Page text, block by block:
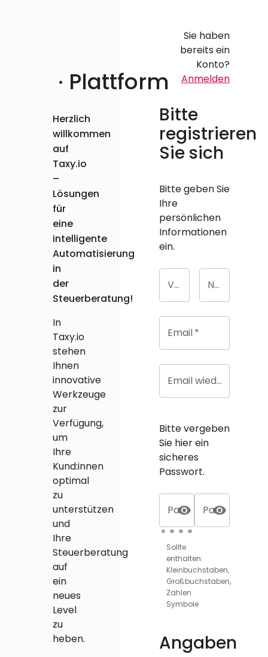
· Plattform
Herzlich
willkommen
auf
Taxy.io
–
Lösungen
für
eine
intelligente
Automatisierung
in
der
Steuerberatung!
In
Taxy.io
stehen
Ihnen
innovative
Werkzeuge
zur
Verfügung,
um
Ihre
Kund:innen
optimal
zu
unterstützen
und
Ihre
Steuerberatung
auf
ein
neues
Level
zu
heben.
Sie haben
bereits ein
Konto?
Anmelden
Bitte
registrieren
Sie sich
Bitte geben Sie
Ihre
persönlichen
Informationen
ein.
Vorname *
Nachname
Email*
Email wiederholen
Bitte vergeben
Sie hier ein
sicheres
Passwort.
Passwort *
Sollte
enthalten:
Kleinbuchstaben,
Großbuchstaben,
Zahlen
Symbole
Passwortbestätigung
Angaben